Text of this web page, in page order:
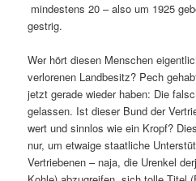
mindestens 20 – also um 1925
gestrig.
Wer hört diesen Menschen
verlorenen Landbesitz? Pech
jetzt gerade wieder haben: Die
gelassen. Ist dieser Bund der
wert und sinnlos wie ein Kropf?
nur, um etwaige staatliche
Vertriebenen – naja, die Urenkel